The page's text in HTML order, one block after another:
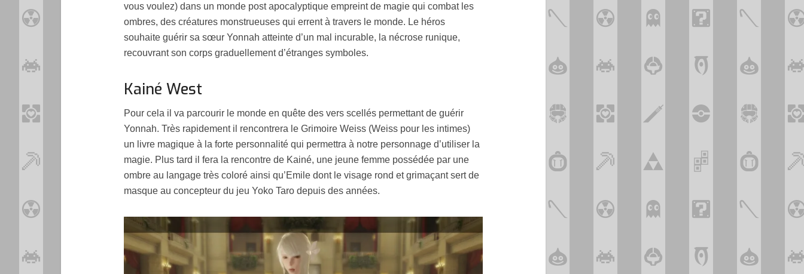
vous voulez) dans un monde post apocalyptique empreint de magie qui combat les
ombres, des créatures monstrueuses qui errent à travers le monde. Le héros
souhaite guérir sa sœur Yonnah atteinte d’un mal incurable, la nécrose runique,
recouvrant son corps graduellement d’étranges symboles.
Kainé West
Pour cela il va parcourir le monde en quête des vers scellés permettant de guérir
Yonnah. Très rapidement il rencontrera le Grimoire Weiss (Weiss pour les intimes)
un livre magique à la forte personnalité qui permettra à notre personnage d’utiliser la
magie. Plus tard il fera la rencontre de Kainé, une jeune femme possédée par une
ombre au langage très coloré ainsi qu’Emile dont le visage rond et grimaçant sert de
masque au concepteur du jeu Yoko Taro depuis des années.